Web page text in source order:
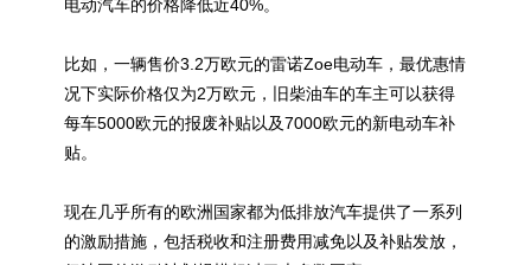
电动汽车的价格降低近40%。
比如，一辆售价3.2万欧元的雷诺Zoe电动车，最优惠情
况下实际价格仅为2万欧元，旧柴油车的车主可以获得
每车5000欧元的报废补贴以及7000欧元的新电动车补
贴。
现在几乎所有的欧洲国家都为低排放汽车提供了一系列
的激励措施，包括税收和注册费用减免以及补贴发放，